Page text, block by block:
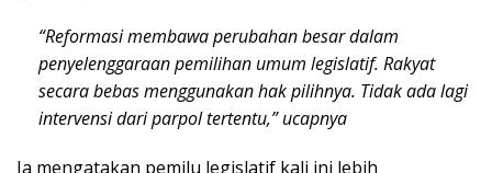
“Reformasi membawa perubahan besar dalam
penyelenggaraan pemilihan umum legislatif. Rakyat
secara bebas menggunakan hak pilihnya. Tidak ada lagi
intervensi dari parpol tertentu,” ucapnya
Ia mengatakan pemilu legislatif kali ini lebih